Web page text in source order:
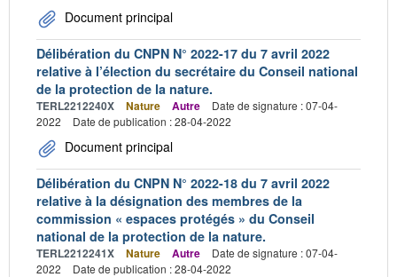
Document principal
Délibération du CNPN N° 2022-17 du 7 avril 2022
relative à l’élection du secrétaire du Conseil national
de la protection de la nature.
TERL2212240X Nature Autre
Date de signature : 07-04-
2022
Date de publication : 28-04-2022
Document principal
Délibération du CNPN N° 2022-18 du 7 avril 2022
relative à la désignation des membres de la
commission « espaces protégés » du Conseil
national de la protection de la nature.
TERL2212241X Nature Autre
Date de signature : 07-04-
2022
Date de publication : 28-04-2022